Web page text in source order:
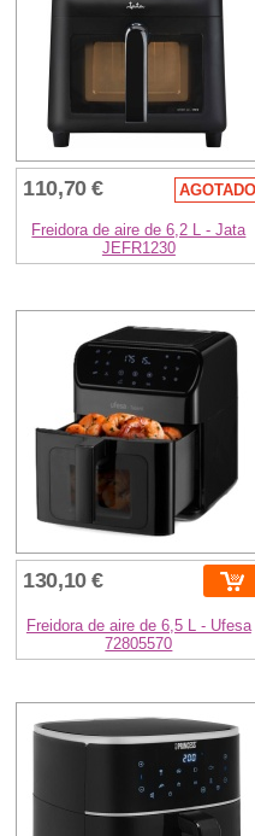
110,70 € AGOTADO
Freidora de aire de 6,2 L - Jata
JEFR1230
130,10 €
Freidora de aire de 6,5 L - Ufesa
72805570